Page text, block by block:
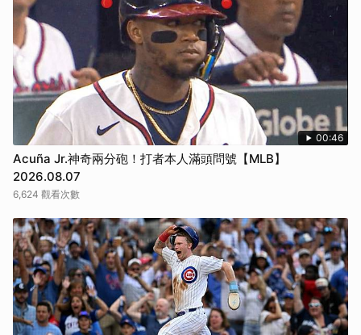
00:46
Acuña Jr.神奇兩分砲！打者本人滿頭問號【MLB】
2026.08.07
6,624 觀看次數